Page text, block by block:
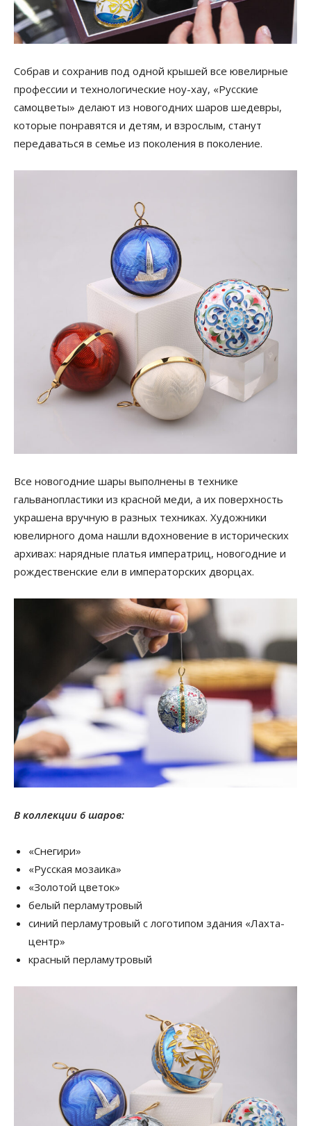
Собрав и сохранив под одной крышей все ювелирные
профессии и технологические ноу-хау, «Русские
самоцветы» делают из новогодних шаров шедевры,
которые понравятся и детям, и взрослым, станут
передаваться в семье из поколения в поколение.
Все новогодние шары выполнены в технике
гальванопластики из красной меди, а их поверхность
украшена вручную в разных техниках. Художники
ювелирного дома нашли вдохновение в исторических
архивах: нарядные платья императриц, новогодние и
рождественские ели в императорских дворцах.
В коллекции 6 шаров:
«Снегири»
«Русская мозаика»
«Золотой цветок»
белый перламутровый
синий перламутровый с логотипом здания «Лахта-
центр»
красный перламутровый